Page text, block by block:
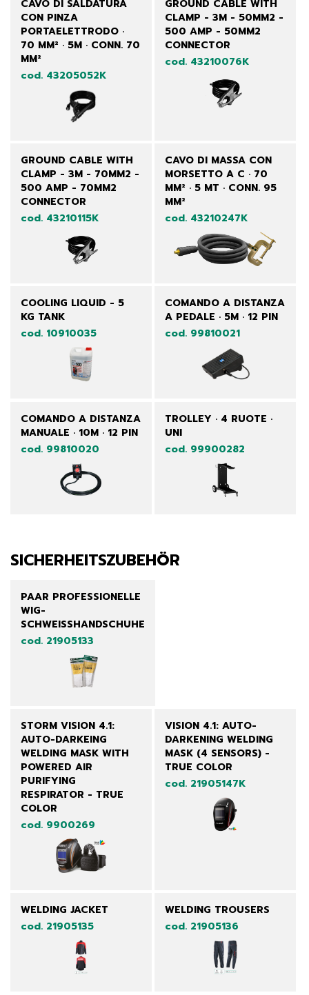
CAVO DI SALDATURA
CON PINZA
PORTAELETTRODO ·
70 MM² · 5M · CONN. 70
MM²
cod. 43205052K
GROUND CABLE WITH
CLAMP - 3M - 50MM2 -
500 AMP - 50MM2
CONNECTOR
cod. 43210076K
GROUND CABLE WITH
CLAMP - 3M - 70MM2 -
500 AMP - 70MM2
CONNECTOR
cod. 43210115K
CAVO DI MASSA CON
MORSETTO A C · 70
MM² · 5 MT · CONN. 95
MM²
cod. 43210247K
COOLING LIQUID - 5
KG TANK
cod. 10910035
COMANDO A DISTANZA
A PEDALE · 5M · 12 PIN
cod. 99810021
COMANDO A DISTANZA
MANUALE · 10M · 12 PIN
cod. 99810020
TROLLEY · 4 RUOTE ·
UNI
cod. 99900282
SICHERHEITSZUBEHÖR
PAAR PROFESSIONELLE
WIG-
SCHWEISSHANDSCHUHE
cod. 21905133
STORM VISION 4.1:
AUTO-DARKEING
WELDING MASK WITH
POWERED AIR
PURIFYING
RESPIRATOR - TRUE
COLOR
cod. 9900269
VISION 4.1: AUTO-
DARKENING WELDING
MASK (4 SENSORS) -
TRUE COLOR
cod. 21905147K
WELDING JACKET
cod. 21905135
WELDING TROUSERS
cod. 21905136